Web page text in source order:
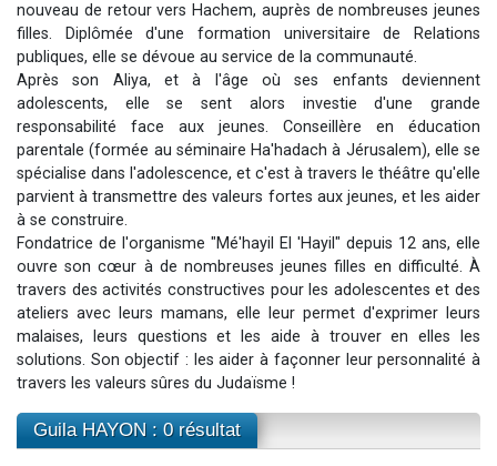
3 personnes viennent de nous rejoindre sur WhatsApp
nouveau de retour vers Hachem, auprès de nombreuses jeunes
filles. Diplômée d'une formation universitaire de Relations
publiques, elle se dévoue au service de la communauté.
Après son Aliya, et à l'âge où ses enfants deviennent
adolescents, elle se sent alors investie d'une grande
responsabilité face aux jeunes. Conseillère en éducation
parentale (formée au séminaire Ha'hadach à Jérusalem), elle se
spécialise dans l'adolescence, et c'est à travers le théâtre qu'elle
parvient à transmettre des valeurs fortes aux jeunes, et les aider
à se construire.
Fondatrice de l'organisme "Mé'hayil El 'Hayil" depuis 12 ans, elle
ouvre son cœur à de nombreuses jeunes filles en difficulté. À
travers des activités constructives pour les adolescentes et des
ateliers avec leurs mamans, elle leur permet d'exprimer leurs
malaises, leurs questions et les aide à trouver en elles les
solutions. Son objectif : les aider à façonner leur personnalité à
travers les valeurs sûres du Judaïsme !
Guila HAYON : 0 résultat